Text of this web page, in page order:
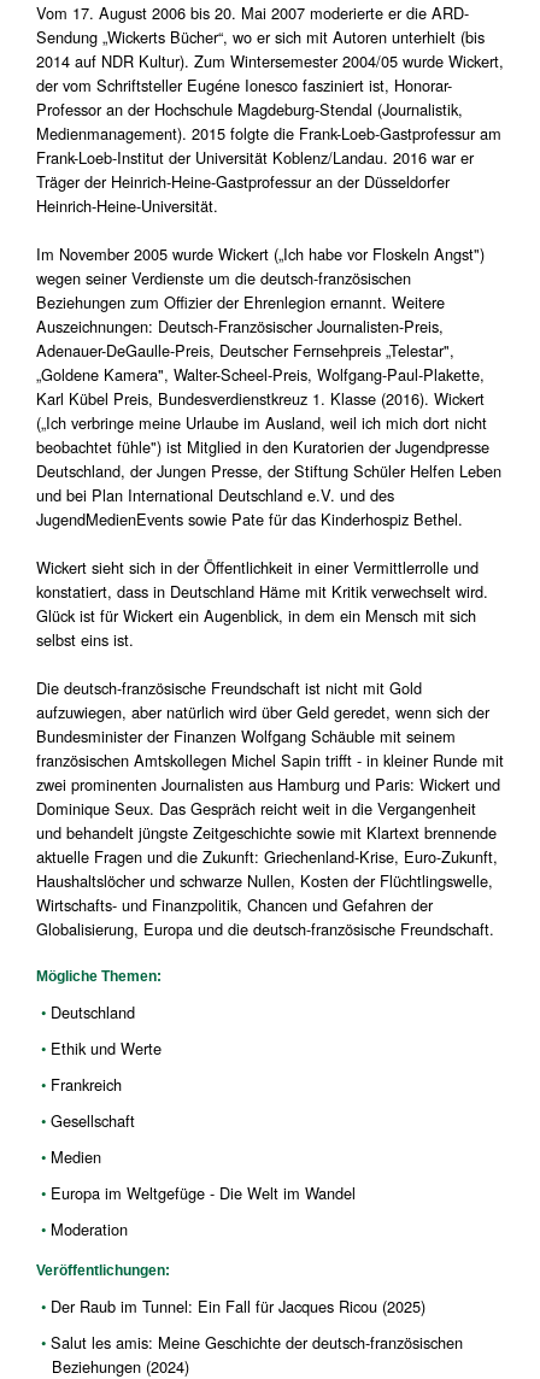
Vom 17. August 2006 bis 20. Mai 2007 moderierte er die ARD-
Sendung „Wickerts Bücher“, wo er sich mit Autoren unterhielt (bis
2014 auf NDR Kultur). Zum Wintersemester 2004/05 wurde Wickert,
der vom Schriftsteller Eugéne Ionesco fasziniert ist, Honorar-
Professor an der Hochschule Magdeburg-Stendal (Journalistik,
Medienmanagement). 2015 folgte die Frank-Loeb-Gastprofessur am
Frank-Loeb-Institut der Universität Koblenz/Landau. 2016 war er
Träger der Heinrich-Heine-Gastprofessur an der Düsseldorfer
Heinrich-Heine-Universität.
Im November 2005 wurde Wickert („Ich habe vor Floskeln Angst")
wegen seiner Verdienste um die deutsch-französischen
Beziehungen zum Offizier der Ehrenlegion ernannt. Weitere
Auszeichnungen: Deutsch-Französischer Journalisten-Preis,
Adenauer-DeGaulle-Preis, Deutscher Fernsehpreis „Telestar",
„Goldene Kamera", Walter-Scheel-Preis, Wolfgang-Paul-Plakette,
Karl Kübel Preis, Bundesverdienstkreuz 1. Klasse (2016). Wickert
(„Ich verbringe meine Urlaube im Ausland, weil ich mich dort nicht
beobachtet fühle") ist Mitglied in den Kuratorien der Jugendpresse
Deutschland, der Jungen Presse, der Stiftung Schüler Helfen Leben
und bei Plan International Deutschland e.V. und des
JugendMedienEvents sowie Pate für das Kinderhospiz Bethel.
Wickert sieht sich in der Öffentlichkeit in einer Vermittlerrolle und
konstatiert, dass in Deutschland Häme mit Kritik verwechselt wird.
Glück ist für Wickert ein Augenblick, in dem ein Mensch mit sich
selbst eins ist.
Die deutsch-französische Freundschaft ist nicht mit Gold
aufzuwiegen, aber natürlich wird über Geld geredet, wenn sich der
Bundesminister der Finanzen Wolfgang Schäuble mit seinem
französischen Amtskollegen Michel Sapin trifft - in kleiner Runde mit
zwei prominenten Journalisten aus Hamburg und Paris: Wickert und
Dominique Seux. Das Gespräch reicht weit in die Vergangenheit
und behandelt jüngste Zeitgeschichte sowie mit Klartext brennende
aktuelle Fragen und die Zukunft: Griechenland-Krise, Euro-Zukunft,
Haushaltslöcher und schwarze Nullen, Kosten der Flüchtlingswelle,
Wirtschafts- und Finanzpolitik, Chancen und Gefahren der
Globalisierung, Europa und die deutsch-französische Freundschaft.
Mögliche Themen:
Deutschland
Ethik und Werte
Frankreich
Gesellschaft
Medien
Europa im Weltgefüge - Die Welt im Wandel
Moderation
Veröffentlichungen:
Der Raub im Tunnel: Ein Fall für Jacques Ricou (2025)
Salut les amis: Meine Geschichte der deutsch-französischen
Beziehungen (2024)